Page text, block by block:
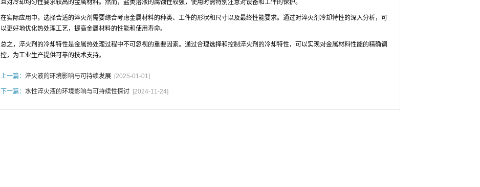
且对冷却均匀性要求较高的金属材料。然而，盐类溶液的腐蚀性较强，使用时需特别注意对设备和工件的保护。
在实际应用中，选择合适的淬火剂需要综合考虑金属材料的种类、工件的形状和尺寸以及最终性能要求。通过对淬火剂冷却特性的深入分析，可
以更好地优化热处理工艺，提高金属材料的性能和使用寿命。
总之，淬火剂的冷却特性是金属热处理过程中不可忽视的重要因素。通过合理选择和控制淬火剂的冷却特性，可以实现对金属材料性能的精确调
控，为工业生产提供可靠的技术支持。
上一篇： 淬火液的环境影响与可持续发展 [2025-01-01]
下一篇： 水性淬火液的环境影响与可持续性探讨 [2024-11-24]